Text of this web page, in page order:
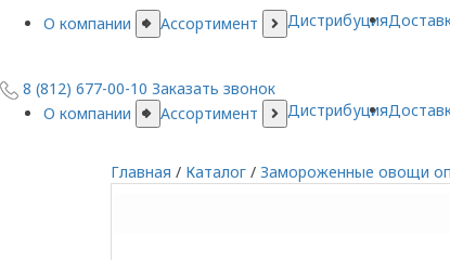
О компании
Ассортимент Дистрибуция
8 (812) 677-00-10 Заказать звонок
О компании
Ассортимент Дистрибуция
Главная / Каталог / Замороженные овощи